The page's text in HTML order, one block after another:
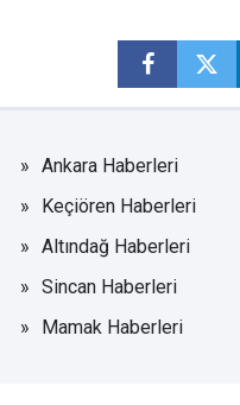
Ankara Haberleri
Keçiören Haberleri
Altındağ Haberleri
Sincan Haberleri
Mamak Haberleri